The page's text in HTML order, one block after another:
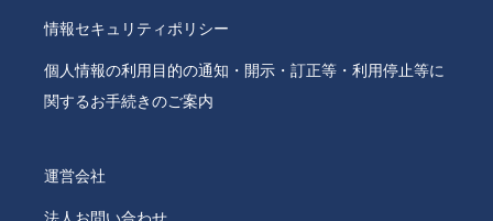
情報セキュリティポリシー
個人情報の利用目的の通知・開示・訂正等・利用停止等に
関するお手続きのご案内
運営会社
法人お問い合わせ